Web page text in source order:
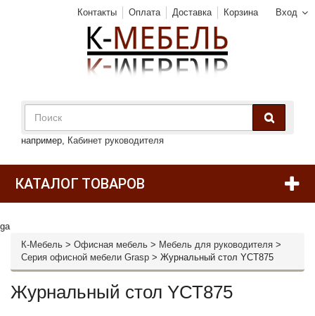
Вход
Контакты Оплата Доставка Корзина
например, Кабинет руководителя
КАТАЛОГ ТОВАРОВ
ga
К-Мебель > Офисная мебель > Мебель для руководителя >
Cерия офисной мебели Grasp > Журнальный стол YСТ875
Журнальный стол YСТ875